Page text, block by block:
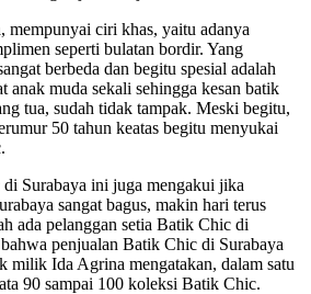
mempunyai ciri khas, yaitu adanya
seperti bulatan bordir. Yang
berbeda dan begitu spesial adalah
anak muda sekali sehingga kesan batik
tua, sudah tidak tampak. Meski begitu,
50 tahun keatas begitu menyukai
Surabaya ini juga mengakui jika
sangat bagus, makin hari terus
ada pelanggan setia Batik Chic di
penjualan Batik Chic di Surabaya
milik Ida Agrina mengatakan, dalam satu
90 sampai 100 koleksi Batik Chic.